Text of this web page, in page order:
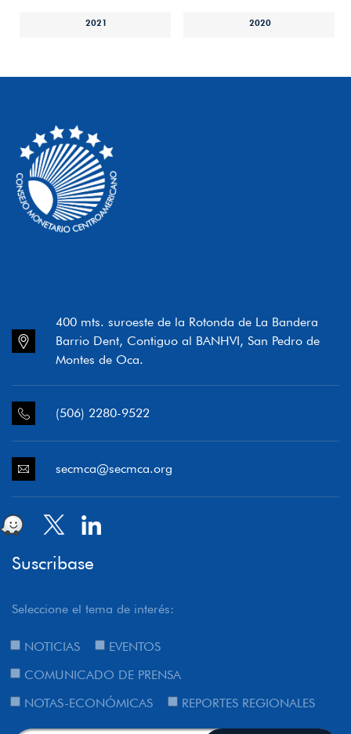
2021 2020
400 mts. suroeste de la Rotonda de La Bandera
Barrio Dent, Contiguo al BANHVI, San Pedro de
Montes de Oca.
(506) 2280-9522
secmca@secmca.org
Suscribase
Seleccione el tema de interés:
NOTICIAS
EVENTOS
COMUNICADO DE PRENSA
NOTAS-ECONÓMICAS
REPORTES REGIONALES